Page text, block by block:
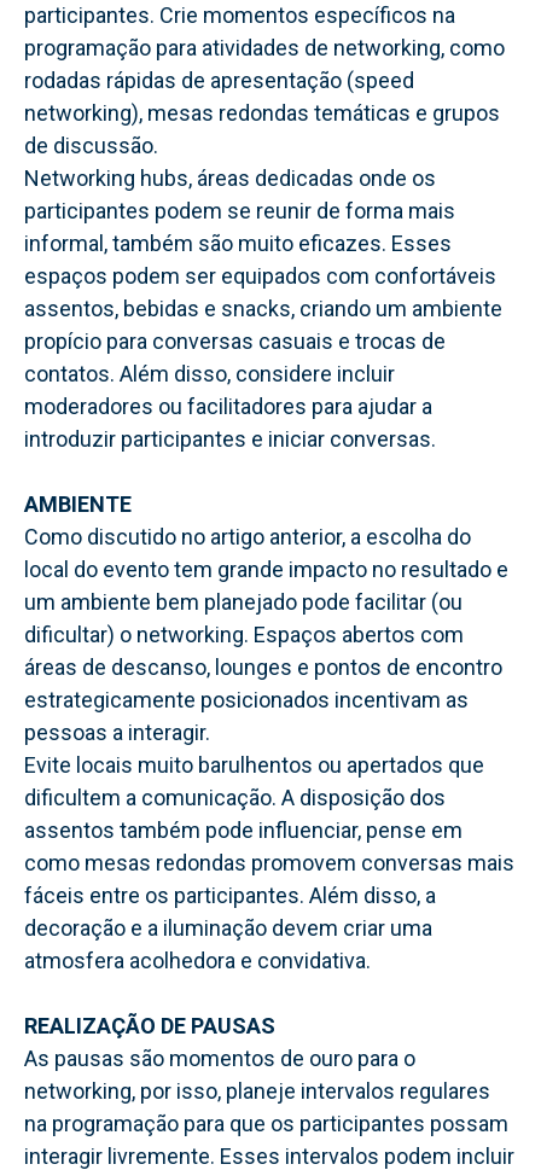
participantes. Crie momentos específicos na
programação para atividades de networking, como
rodadas rápidas de apresentação (speed
networking), mesas redondas temáticas e grupos
de discussão.
Networking hubs, áreas dedicadas onde os
participantes podem se reunir de forma mais
informal, também são muito eficazes. Esses
espaços podem ser equipados com confortáveis
assentos, bebidas e snacks, criando um ambiente
propício para conversas casuais e trocas de
contatos. Além disso, considere incluir
moderadores ou facilitadores para ajudar a
introduzir participantes e iniciar conversas.
AMBIENTE
Como discutido no artigo anterior, a escolha do
local do evento tem grande impacto no resultado e
um ambiente bem planejado pode facilitar (ou
dificultar) o networking. Espaços abertos com
áreas de descanso, lounges e pontos de encontro
estrategicamente posicionados incentivam as
pessoas a interagir.
Evite locais muito barulhentos ou apertados que
dificultem a comunicação. A disposição dos
assentos também pode influenciar, pense em
como mesas redondas promovem conversas mais
fáceis entre os participantes. Além disso, a
decoração e a iluminação devem criar uma
atmosfera acolhedora e convidativa.
REALIZAÇÃO DE PAUSAS
As pausas são momentos de ouro para o
networking, por isso, planeje intervalos regulares
na programação para que os participantes possam
interagir livremente. Esses intervalos podem incluir